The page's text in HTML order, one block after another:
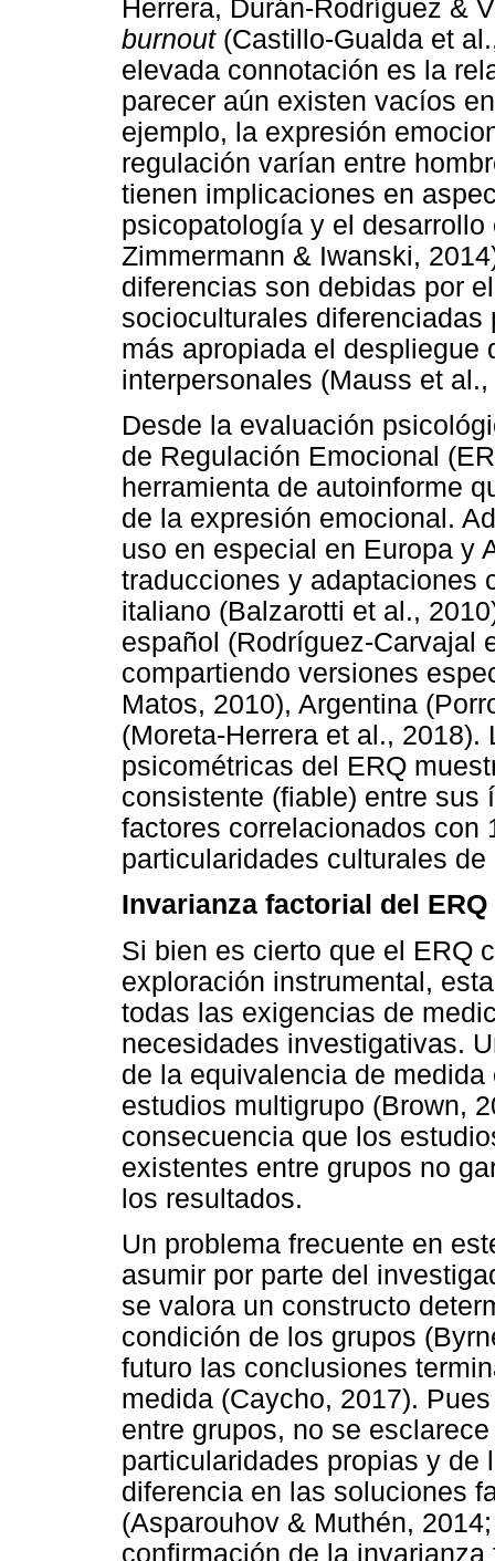
Herrera, Durán-Rodríguez &
burnout (Castillo-Gualda et
elevada connotación es la
parecer aún existen vacíos
ejemplo, la expresión
regulación varían entre
tienen implicaciones en
psicopatología y el
Zimmermann & Iwanski,
diferencias son debidas por
socioculturales
más apropiada el despliegue
interpersonales (Mauss et al.,
Desde la evaluación
de Regulación Emocional
herramienta de autoinforme
de la expresión emocional.
uso en especial en Europa y
traducciones y adaptaciones
italiano (Balzarotti et al.,
español (Rodríguez-Carvajal
compartiendo versiones
Matos, 2010), Argentina
(Moreta-Herrera et al.,
psicométricas del ERQ
consistente (fiable) entre
factores correlacionados con
particularidades culturales
Invarianza factorial del ERQ
Si bien es cierto que el ERQ
exploración instrumental,
todas las exigencias de
necesidades investigativas.
de la equivalencia de
estudios multigrupo (Brown,
consecuencia que los
existentes entre grupos no
los resultados.
Un problema frecuente en
asumir por parte del
se valora un constructo
condición de los grupos
futuro las conclusiones
medida (Caycho, 2017).
entre grupos, no se
particularidades propias y de
diferencia en las soluciones
(Asparouhov & Muthén,
confirmación de la